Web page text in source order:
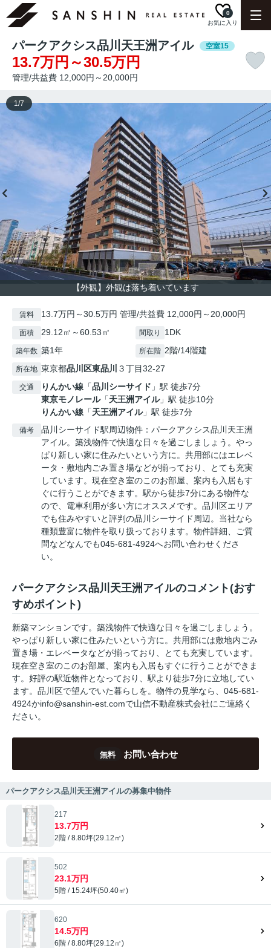
お気に入り
0
パークアクシス品川天王洲アイル 空室15
13.7万円～30.5万円
管理/共益費 12,000円～20,000円
【外観】外観は落ち着いています
1/7
賃料 13.7万円～30.5万円 管理/共益費 12,000円～20,000円
面積 29.12㎡～60.53㎡ 間取り 1DK
築年数 築1年 所在階 2階/14階建
所在地 東京都品川区東品川 ３丁目32-27
交通 りんかい線 「品川シーサイド 」駅 徒歩7分
東京モノレール「天王洲アイル」駅 徒歩10分
りんかい線 「天王洲アイル」駅 徒歩7分
備考
品川シーサイド駅周辺物件：パークアクシス品川天王洲
アイル。築浅物件で快適な日々を過ごしましょう。やっ
ぱり新しい家に住みたいという方に。共用部にはエレベ
ータ・敷地内ごみ置き場などが揃っており、とても充実
しています。現在空き室のこのお部屋、案内も入居もす
ぐに行うことができます。駅から徒歩7分にある物件な
ので、電車利用が多い方にオススメです。品川区エリア
でも住みやすいと評判の品川シーサイド周辺。当社なら
種類豊富に物件を取り扱っております。物件詳細、ご質
問などなんでも045-681-4924へお問い合わせくださ
い。
パークアクシス品川天王洲アイルのコメント(おす
すめポイント)
新築マンションです。築浅物件で快適な日々を過ごしましょう。
やっぱり新しい家に住みたいという方に。共用部には敷地内ごみ
置き場・エレベータなどが揃っており、とても充実しています。
現在空き室のこのお部屋、案内も入居もすぐに行うことができま
す。好評の駅近物件となっており、駅より徒歩7分に立地してい
ます。品川区で望んでいた暮らしを。物件の見学なら、045-681-
4924かinfo@sanshin-est.comで山信不動産株式会社にご連絡く
ださい。
無料 お問い合わせ
パークアクシス品川天王洲アイルの募集中物件
217
13.7万円
2階 / 8.80坪(29.12㎡)
502
23.1万円
5階 / 15.24坪(50.40㎡)
620
14.5万円
6階 / 8.80坪(29.12㎡)